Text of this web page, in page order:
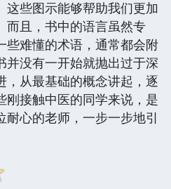
这些图示能够帮助我们更加
而且，书中的语言虽然专
些难懂的术语，通常都会附
并没有一开始就抛出过于深
，从最基础的概念讲起，逐
刚接触中医的同学来说，是
心的老师，一步一步地引